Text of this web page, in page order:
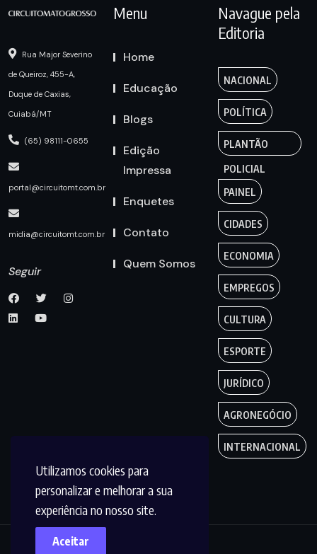
Utilizamos cookies para
personalizar e melhorar a sua
experiência no nosso site.
Aceitar
Rua Major Severino
de Queiroz, 455-A,
Duque de Caxias,
Cuiabá/MT
(65) 98111-0655
portal@circuitomt.com.br
midia@circuitomt.com.br
Seguir
Menu
Home
Educação
Blogs
Edição
Impressa
Enquetes
Contato
Quem Somos
Navague pela
Editoria
NACIONAL
POLÍTICA
PLANTÃO
POLICIAL
PAINEL
CIDADES
ECONOMIA
EMPREGOS
CULTURA
ESPORTE
JURÍDICO
AGRONEGÓCIO
INTERNACIONAL